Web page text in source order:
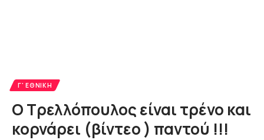
Γ' ΕΘΝΙΚΉ
Ο Τρελλόπουλος είναι τρένο και
κορνάρει (βίντεο ) παντού !!!